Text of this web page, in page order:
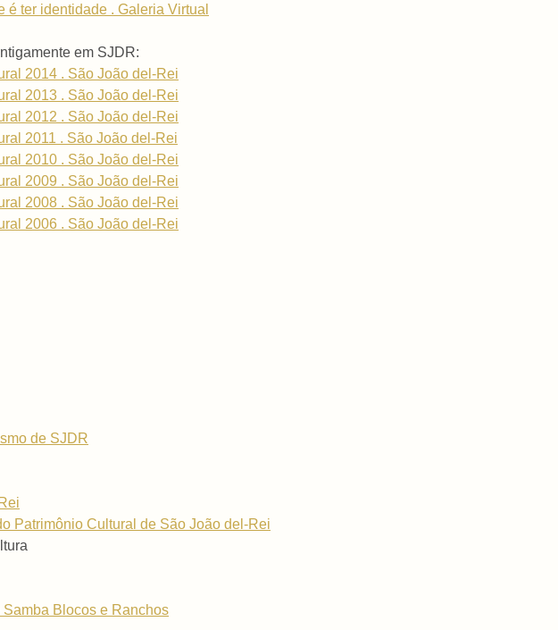
é ter identidade . Galeria Virtual
em SJDR:
2014 . São João del-Rei
2013 . São João del-Rei
2012 . São João del-Rei
2011 . São João del-Rei
2010 . São João del-Rei
2009 . São João del-Rei
2008 . São João del-Rei
2006 . São João del-Rei
de SJDR
Patrimônio Cultural de São João del-Rei
Blocos e Ranchos